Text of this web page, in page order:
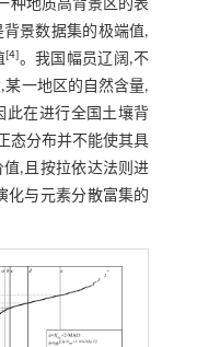
种地质高背景区的表
景数据集的极端值,
[4]。我国幅员辽阔,不
某一地区的自然含量,
此在进行全国土壤背
态分布并不能使其具
,且按拉依达法则进
化与元素分散富集的